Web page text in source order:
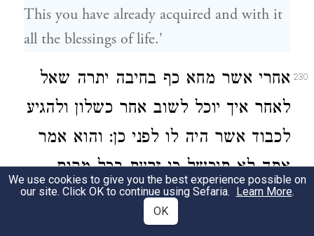
This you have already acquired and with it
all the blessings of life.'
230 אחרי אשר מחא כף בחיבה יתרה שאל
לאחר איך יוכל לשוב אחר כשלון ולהגיע
לכבוד אשר היה לו לפני כן: והוא אמר
אתה לא תיכשל כי זרעת בכל מקום
חסדים המצמיחים רצון והוא יגבר על
הנשק הגדול ביותר וימציא את הבטחון
We use cookies to give you the best experience possible on
our site. Click OK to continue using Sefaria. Learn More.
OK